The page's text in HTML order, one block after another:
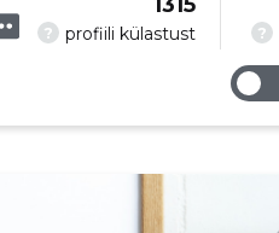
? profiili külastust ?